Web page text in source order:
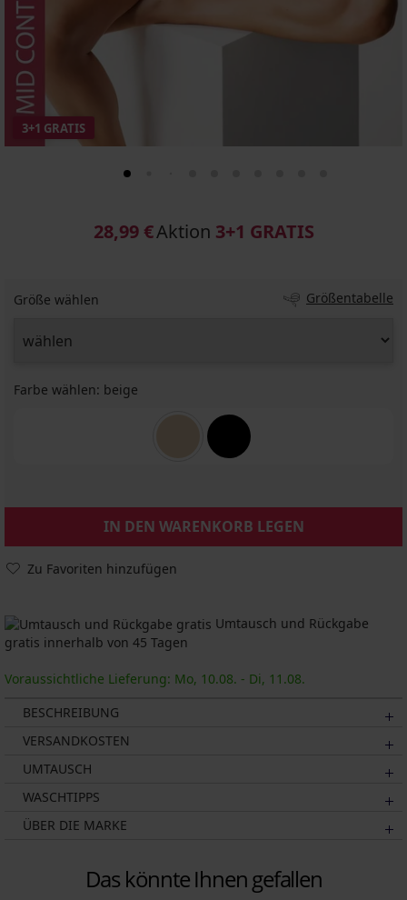
3+1 GRATIS
28,99 €Aktion 3+1 GRATIS
Größe wählen Größentabelle
Farbe wählen: beige
IN DEN WARENKORB LEGEN
Zu Favoriten hinzufügen
Umtausch und Rückgabe
gratis innerhalb von 45 Tagen
Voraussichtliche Lieferung: Mo, 10.08. - Di, 11.08.
BESCHREIBUNG
VERSANDKOSTEN
UMTAUSCH
WASCHTIPPS
ÜBER DIE MARKE
Das könnte Ihnen gefallen